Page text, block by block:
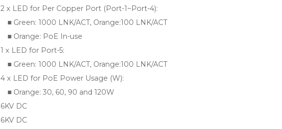
2 x LED for Per Copper Port (Port-1~Port-4):
■ Green: 1000 LNK/ACT, Orange:100 LNK/ACT
■ Orange: PoE In-use
1 x LED for Port-5:
■ Green: 1000 LNK/ACT, Orange:100 LNK/ACT
4 x LED for PoE Power Usage (W):
■ Orange: 30, 60, 90 and 120W
6KV DC
6KV DC